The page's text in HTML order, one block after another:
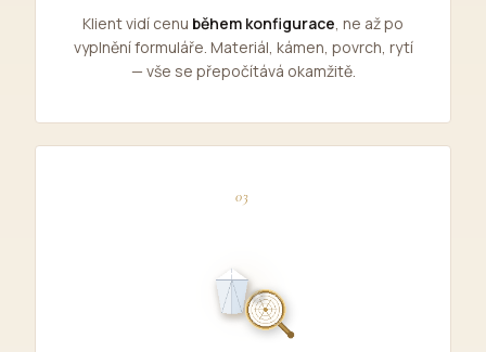
Klient vidí cenu během konfigurace , ne až po
vyplnění formuláře. Materiál, kámen, povrch, rytí
— vše se přepočítává okamžitě.
03